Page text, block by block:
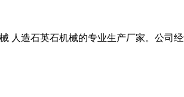
人造石英石机械的专业生产厂家。公司